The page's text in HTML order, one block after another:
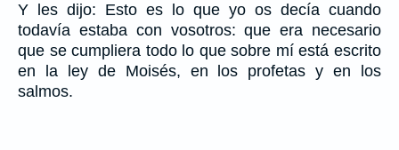
Y les dijo: Esto es lo que yo os decía cuando
todavía estaba con vosotros: que era necesario
que se cumpliera todo lo que sobre mí está escrito
en la ley de Moisés, en los profetas y en los
salmos.